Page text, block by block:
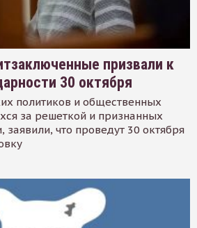
призвали к
30 октября
политиков и общественных
за решеткой и признанных
что проведут 30 октября